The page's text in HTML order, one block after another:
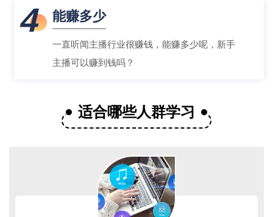
4 能赚多少
一直听闻主播行业很赚钱，能赚多少呢，新手
主播可以赚到钱吗？
适合哪些人群学习